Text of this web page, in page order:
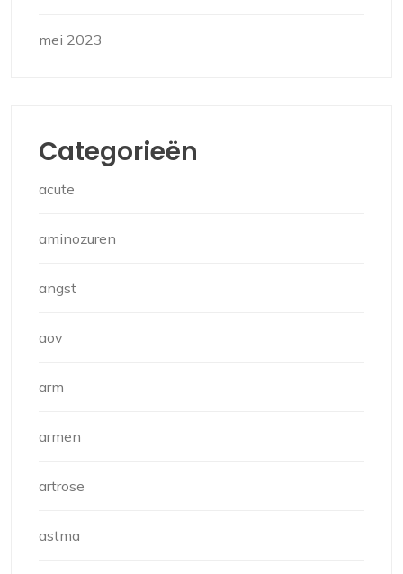
mei 2023
Categorieën
acute
aminozuren
angst
aov
arm
armen
artrose
astma